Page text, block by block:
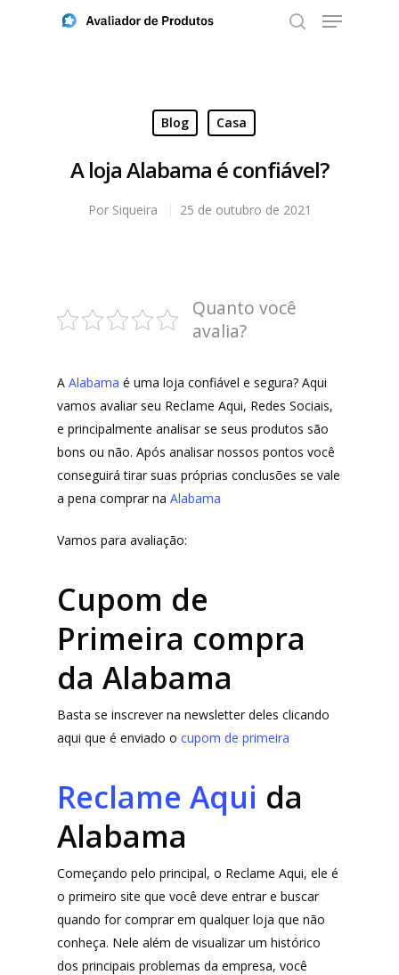
Aperte ENTER para buscar ou ESC para fechar
Blog Casa
A loja Alabama é confiável?
Por Siqueira 25 de outubro de 2021
Quanto você
avalia?
A Alabama é uma loja confiável e segura? Aqui
vamos avaliar seu Reclame Aqui, Redes Sociais,
e principalmente analisar se seus produtos são
bons ou não. Após analisar nossos pontos você
conseguirá tirar suas próprias conclusões se vale
a pena comprar na Alabama
Vamos para avaliação:
Cupom de
Primeira compra
da Alabama
Basta se inscrever na newsletter deles clicando
aqui que é enviado o cupom de primeira
Reclame Aqui da
Alabama
Começando pelo principal, o Reclame Aqui, ele é
o primeiro site que você deve entrar e buscar
quando for comprar em qualquer loja que não
conheça. Nele além de visualizar um histórico
dos principais problemas da empresa, você